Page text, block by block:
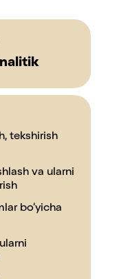
tekshirish
va ularni
bo‘yicha